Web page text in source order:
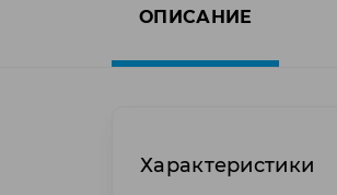
ОПИСАНИЕ
Характеристики